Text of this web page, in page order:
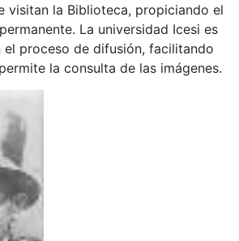
visitan la Biblioteca, propiciando el
La universidad Icesi es
el proceso de difusión, facilitando
la consulta de las imágenes.